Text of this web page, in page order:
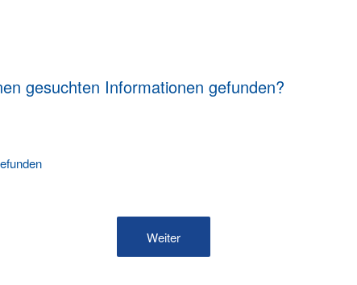
gesuchten Informationen gefunden?
Weiter